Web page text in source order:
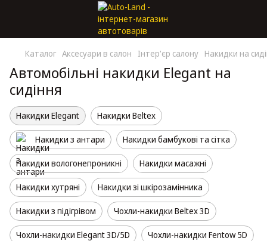
Каталог Аксесуари в салон Інтер'єр салону Накидки на
Автомобільні накидки Elegant на
сидіння
Накидки Elegant Накидки Beltex
Накидки з антари Накидки бамбукові та сітка
Накидки вологонепроникні Накидки масажні
Накидки хутряні Накидки зі шкірозамінника
Накидки з підігрівом Чохли-накидки Beltex 3D
Чохли-накидки Elegant 3D/5D Чохли-накидки Fentow 5D